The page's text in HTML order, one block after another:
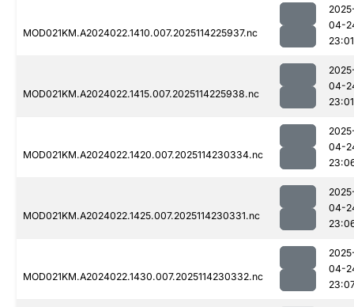
MOD021KM.A2024022.1410.007.2025114225937.nc
04-
23:01
MOD021KM.A2024022.1415.007.2025114225938.nc
04-
23:01
MOD021KM.A2024022.1420.007.2025114230334.nc
04-
MOD021KM.A2024022.1425.007.2025114230331.nc
04-
MOD021KM.A2024022.1430.007.2025114230332.nc
04-